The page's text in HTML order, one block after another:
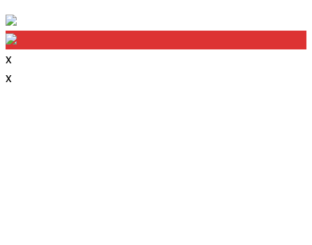
x
x